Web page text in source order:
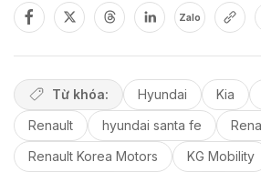
Zalo
Từ khóa: Hyundai Kia
Renault
hyundai santa fe
Renault Korea Motors
KG Mobility